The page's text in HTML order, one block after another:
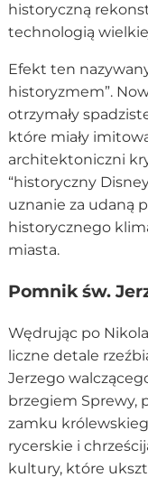
historyczną
technologią
Efekt ten
historyzmem”.
otrzymały
które miały
architektoniczni
“historyczny
uznanie za udaną
historycznego
miasta.
Pomnik św.
Wędrując po
liczne detale
Jerzego
brzegiem Sprewy,
zamku
rycerskie i
kultury, które